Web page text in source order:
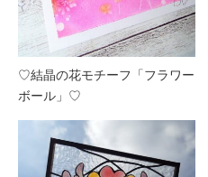
♡結晶の花モチーフ「フラワー
ボール」♡